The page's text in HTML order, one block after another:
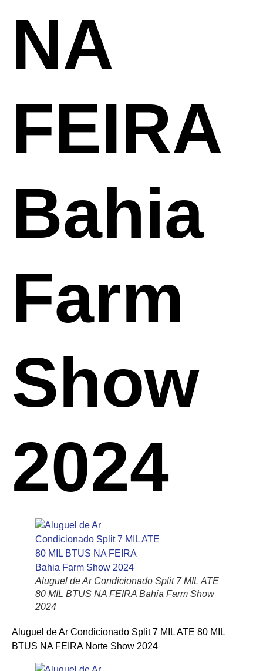
NA
FEIRA
Bahia
Farm
Show
2024
Aluguel de Ar Condicionado Split 7 MIL ATE
80 MIL BTUS NA FEIRA Bahia Farm Show
2024
Aluguel de Ar Condicionado Split 7 MIL ATE 80 MIL
BTUS NA FEIRA Norte Show 2024